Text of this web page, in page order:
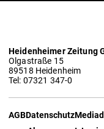
Heidenheimer Zeitung
Olgastraße 15
89518 Heidenheim
Tel: 07321 347-0
AGBDatenschutz